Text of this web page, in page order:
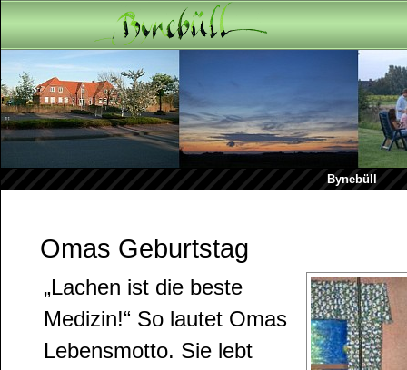
Bynebüll
Omas Geburtstag
„Lachen ist die beste
Medizin!“ So lautet Omas
Lebensmotto. Sie lebt